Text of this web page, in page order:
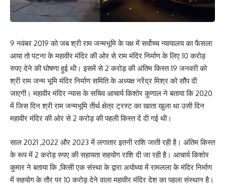
9 नवंबर 2019 को जब श्री राम जन्मभूमि के पक्ष में सर्वोच्च न्यायालय का फैसला
आया तो पटना के महावीर मंदिर की ओर से राम मंदिर निर्माण के लिए 10 करोड़
रुपए देने की घोषणा हुई थी। इसमें से 2 करोड़ की अंतिम किस्त 19 जनवरी को
श्री राम जन्म भूमि मंदिर निर्माण समिति के अध्यक्ष नरेंद्र मिश्र को सौंप दी
जाएगी। महावीर मंदिर न्यास के सचिव आचार्य किशोर कुणाल ने बताया कि 2020
में जिस दिन श्री राम जन्मभूमि तीर्थ क्षेत्र ट्रस्ट का खाता खुला था उसी दिन
महावीर मंदिर की ओर से 2 करोड़ की पहली किस्त दे दी गई थी।
साल 2021 ,2022 और 2023 में लगातार इतनी राशि जाती रही है। अंतिम किस्त
के रूप में 2 करोड़ रुपए की सहायता सहयोग राशि दी जा रही है। आचार्य किशोर
कुमार ने बताया कि ,किसी एक संस्था के द्वारा अयोध्या में रामलला के मंदिर निर्माण
में सहयोग के तौर पर 10 करोड़ देने वाला महावीर मंदिर देश का पहला संस्थान है।